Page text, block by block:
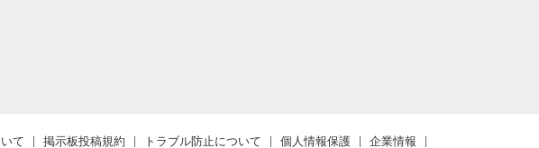
て 掲示板投稿規約 トラブル防止について 個人情報保護 企業情報